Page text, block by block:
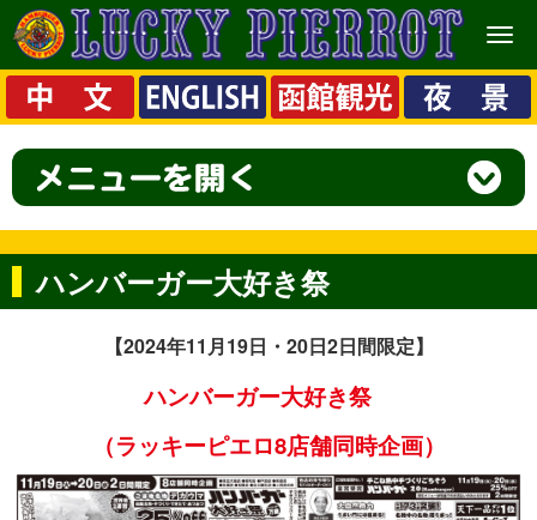
メ
ニ
ュ
ー
ハンバーガー大好き祭
【2024年11月19日・20日2日間限定】
ハンバーガー大好き祭
（ラッキーピエロ8店舗同時企画）